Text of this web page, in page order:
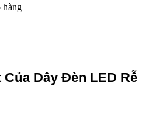
hàng
Dây Đèn LED Rễ